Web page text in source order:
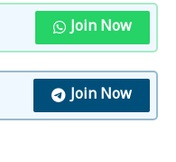
Join Now
Join Now